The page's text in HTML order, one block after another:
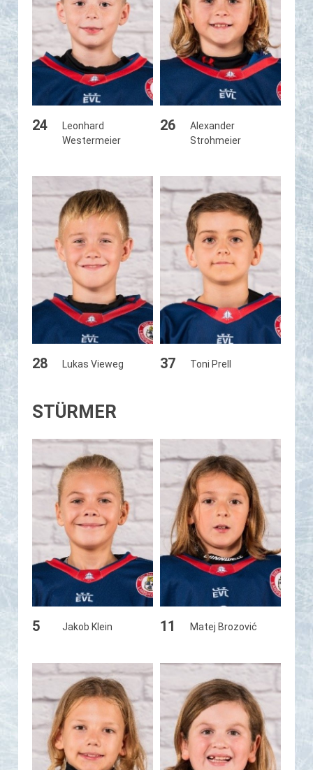
24
Leonhard
Westermeier
26
Alexander
Strohmeier
28 Lukas Vieweg 37 Toni Prell
STÜRMER
5 Jakob Klein 11 Matej Brozović